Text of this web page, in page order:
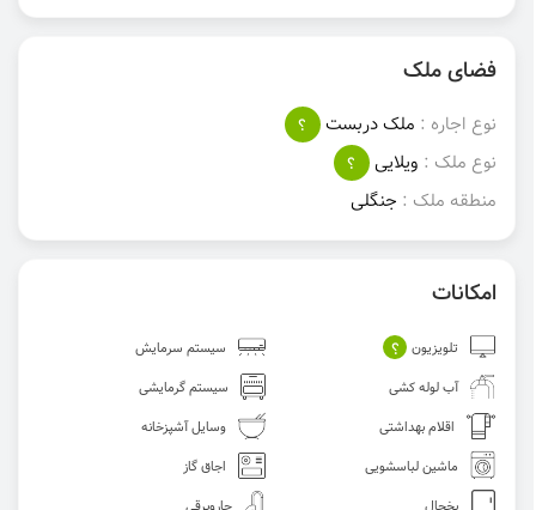
فضای ملک
نوع اجاره : ملک دربست
؟
نوع ملک : ویلایی
؟
منطقه ملک : جنگلی
امکانات
تلویزیون ؟
سیستم سرمایش
آب لوله کشی
سیستم گرمایشی
اقلام بهداشتی
وسایل آشپزخانه
ماشین لباسشویی
اجاق گاز